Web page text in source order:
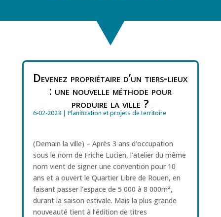
Devenez propriétaire d’un tiers-lieux
: une nouvelle méthode pour
produire la ville ?
6-02-2023 | Planification et projets de territoire
(Demain la ville) – Après 3 ans d’occupation
sous le nom de Friche Lucien, l’atelier du même
nom vient de signer une convention pour 10
ans et a ouvert le Quartier Libre de Rouen, en
faisant passer l’espace de 5 000 à 8 000m²,
durant la saison estivale. Mais la plus grande
nouveauté tient à l’édition de titres